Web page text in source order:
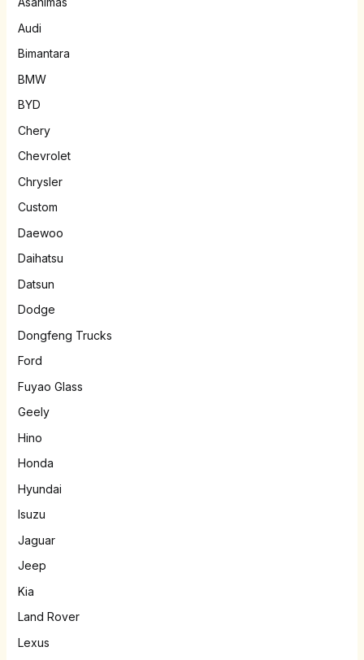
Audi
Bimantara
BMW
BYD
Chery
Chevrolet
Chrysler
Custom
Daewoo
Daihatsu
Datsun
Dodge
Dongfeng Trucks
Ford
Fuyao Glass
Geely
Hino
Honda
Hyundai
Isuzu
Jaguar
Jeep
Kia
Land Rover
Lexus